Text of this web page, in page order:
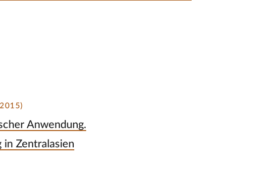
Anwendung.
in Zentralasien